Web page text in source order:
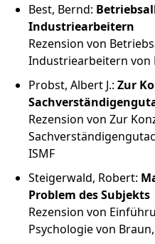
Best, Bernd:
Industriearbeitern
Rezension von
Industriearbeitern von
Probst, Albert J.: Zur
Rezension von Zur
ISMF
Steigerwald, Robert:
Problem des Subjekts
Rezension von
Psychologie von